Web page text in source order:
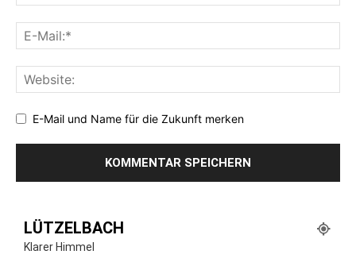
E-Mail und Name für die Zukunft merken
LÜTZELBACH
Klarer Himmel